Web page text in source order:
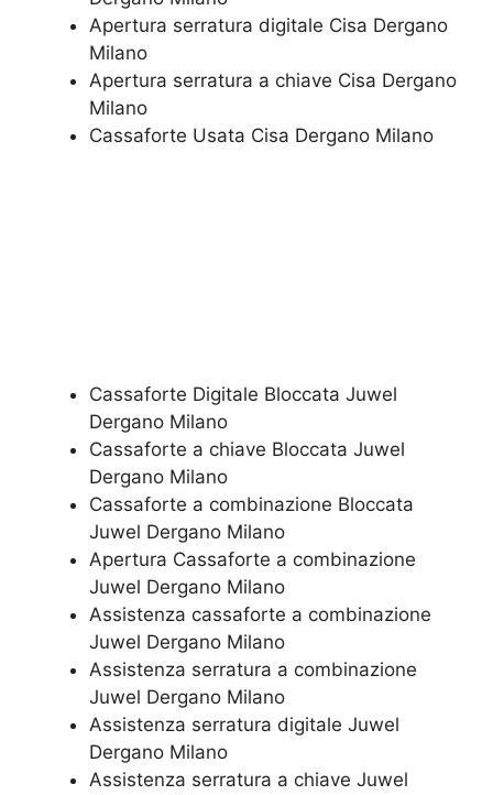
Apertura serratura​ ​digitale​ Cisa Dergano
Milano
​Apertura serratura​ ​a chiave​ Cisa Dergano
Milano
​Cassaforte Usata​ Cisa Dergano Milano
Cassaforte Digitale Bloccata Juwel
Dergano Milano
Cassaforte a chiave Bloccata Juwel
Dergano Milano
Cassaforte a combinazione Bloccata
Juwel Dergano Milano
​Apertura Cassaforte a combinazione
Juwel Dergano Milano
Assistenza cassaforte a combinazione
Juwel Dergano Milano
​Assistenza serratura​ ​a combinazione
Juwel Dergano Milano
Assistenza serratura ​digitale Juwel
Dergano Milano
Assistenza serratura ​a chiave Juwel